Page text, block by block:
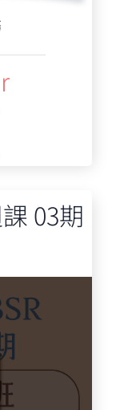
03期